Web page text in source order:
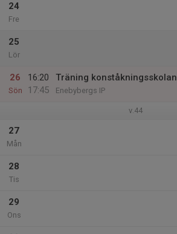
24
Fre
25
Lör
26
Sön
16:20
17:45
Träning konståkningsskolan
Enebybergs IP
v.44
27
Mån
28
Tis
29
Ons